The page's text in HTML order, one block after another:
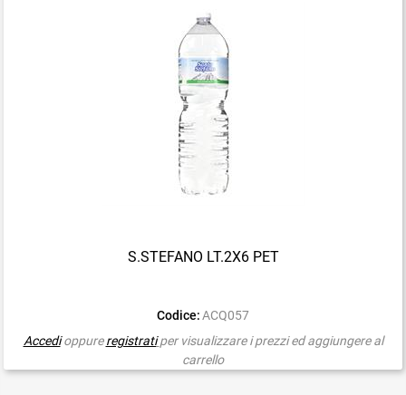
S.STEFANO LT.2X6 PET
Codice: ACQ057
Accedioppureregistrati per visualizzare i prezzi ed aggiungere al
carrello